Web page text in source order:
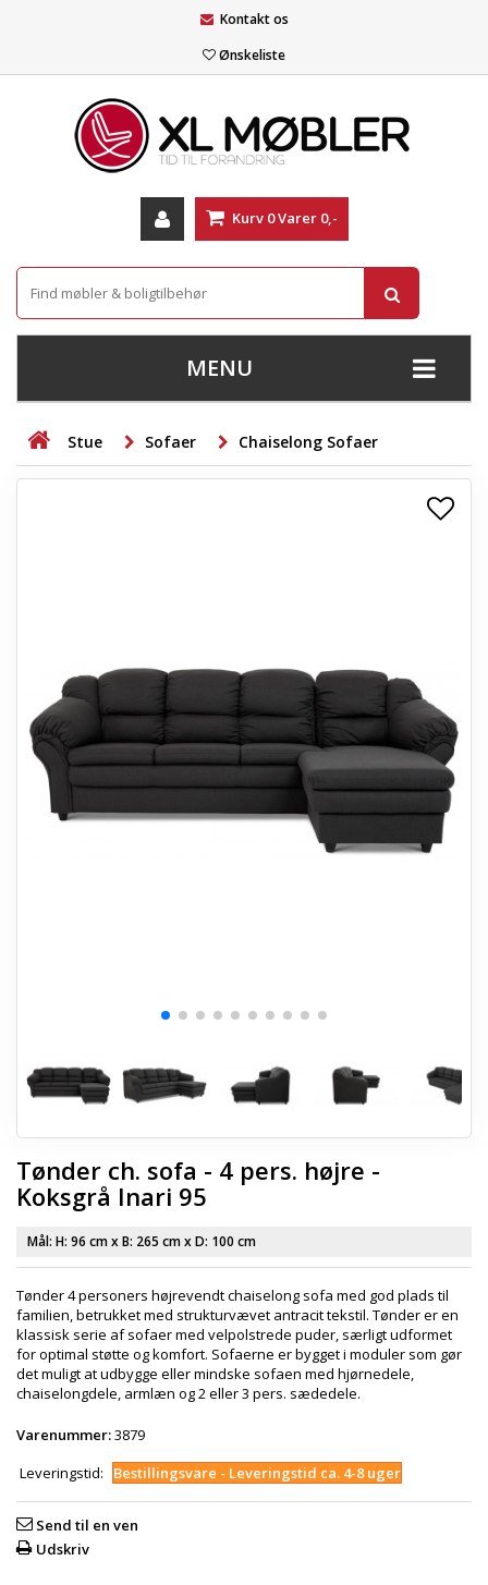
Kontakt os
Ønskeliste
Kurv 0Varer 0,-
MENU
+
STUE
+
TÆPPER
+
LAMPER
+
ENTREMØBLER
+
HAVEMØBLER
Stue Sofaer Chaiselong Sofaer
Tønder ch. sofa - 4 pers. højre -
Koksgrå Inari 95
Mål: H: 96 cmx B: 265 cmx D: 100 cm
Tønder 4 personers højrevendt chaiselong sofa med god plads til
familien, betrukket med strukturvævet antracit tekstil. Tønder er en
klassisk serie af sofaer med velpolstrede puder, særligt udformet
for optimal støtte og komfort. Sofaerne er bygget i moduler som gør
det muligt at udbygge eller mindske sofaen med hjørnedele,
chaiselongdele, armlæn og 2 eller 3 pers. sædedele.
Varenummer:3879
Leveringstid:
Bestillingsvare - Leveringstid ca. 4-8 uger
Send til en ven
Udskriv